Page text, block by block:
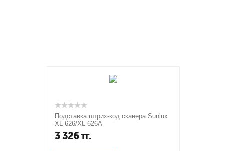
Подставка штрих-код сканера Sunlux
XL-626/XL-626A
3 326тг.